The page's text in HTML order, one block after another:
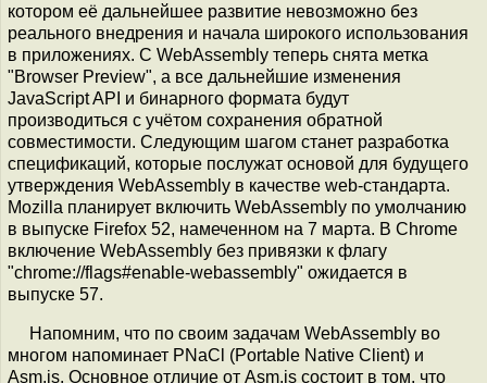
котором её дальнейшее развитие невозможно без
реального внедрения и начала широкого использования
в приложениях. С WebAssembly теперь снята метка
"Browser Preview", а все дальнейшие изменения
JavaScript API и бинарного формата будут
производиться с учётом сохранения обратной
совместимости. Следующим шагом станет разработка
спецификаций, которые послужат основой для будущего
утверждения WebAssembly в качестве web-стандарта.
Mozilla планирует включить WebAssembly по умолчанию
в выпуске Firefox 52, намеченном на 7 марта. В Chrome
включение WebAssembly без привязки к флагу
"chrome://flags#enable-webassembly" ожидается в
выпуске 57.
Напомним, что по своим задачам WebAssembly во
многом напоминает PNaCl (Portable Native Client) и
Asm.js. Основное отличие от Asm.js состоит в том, что